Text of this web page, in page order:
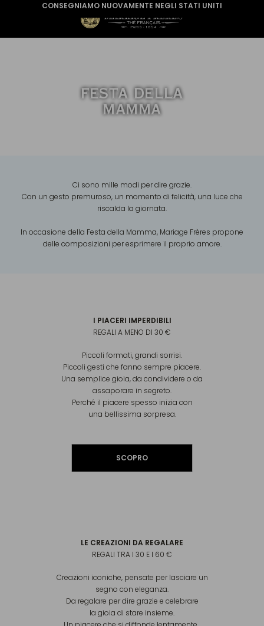
CONSEGNIAMO NUOVAMENTE NEGLI STATI UNITI
FESTA DELLA
MAMMA
Ci sono mille modi per dire grazie.
Con un gesto premuroso, un momento di felicità, una luce che
riscalda la giornata.
In occasione della Festa della Mamma, Mariage Frères propone
delle composizioni per esprimere il proprio amore.
I PIACERI IMPERDIBILI
REGALI A MENO DI 30 €
Piccoli formati, grandi sorrisi.
Piccoli gesti che fanno sempre piacere.
Una semplice gioia, da condividere o da
assaporare in segreto.
Perché il piacere spesso inizia con
una bellissima sorpresa.
SCOPRO
LE CREAZIONI DA REGALARE
REGALI TRA I 30 E I 60 €
Creazioni iconiche, pensate per lasciare un
segno con eleganza.
Da regalare per dire grazie e celebrare
la gioia di stare insieme.